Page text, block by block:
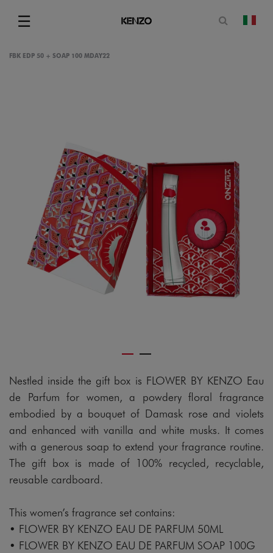
☰
Menu
Apri il
FBK EDP 50 + SOAP 100 MDAY22
Nestled inside the gift box is FLOWER BY KENZO Eau
de Parfum for women, a powdery floral fragrance
embodied by a bouquet of Damask rose and violets
and enhanced with vanilla and white musks. It comes
with a generous soap to extend your fragrance routine.
The gift box is made of 100% recycled, recyclable,
reusable cardboard.
This women’s fragrance set contains:
• FLOWER BY KENZO EAU DE PARFUM 50ML
• FLOWER BY KENZO EAU DE PARFUM SOAP 100G